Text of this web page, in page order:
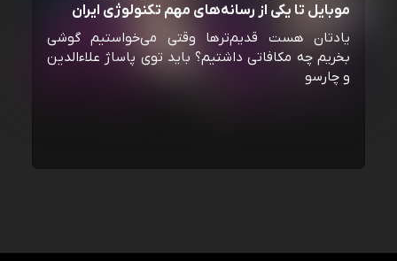
موبایل تا یکی از رسانه‌‌های مهم تکنولوژی ایران
یادتان هست قدیم‌ترها وقتی می‌خواستیم گوشی
بخریم چه مکافاتی داشتیم؟ باید توی پاساژ علاءالدین
و چارسو